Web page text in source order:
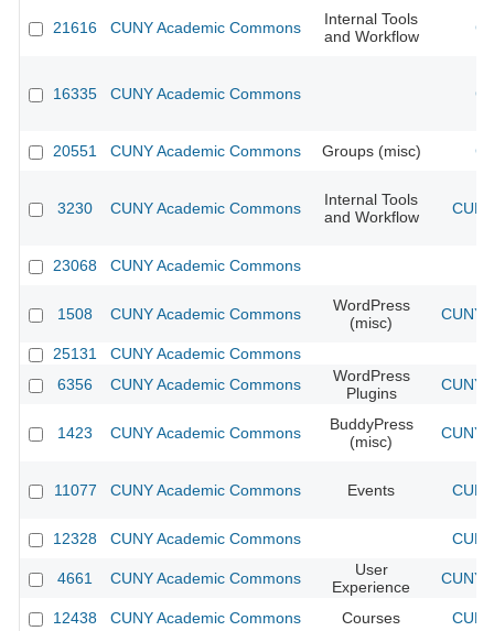
21616 CUNY Academic Commons
Internal Tools
and Workflow
16335 CUNY Academic Commons
20551 CUNY Academic Commons Groups (misc)
3230 CUNY Academic Commons
Internal Tools
and Workflow
23068 CUNY Academic Commons
1508 CUNY Academic Commons
WordPress
(misc)
CUNY
25131
CUNY Academic Commons
6356
CUNY Academic Commons
WordPress
Plugins
CUNY
1423 CUNY Academic Commons
BuddyPress
(misc)
CUNY
11077 CUNY Academic Commons Events
12328 CUNY Academic Commons
4661 CUNY Academic Commons
User
Experience
CUNY
12438 CUNY Academic Commons Courses